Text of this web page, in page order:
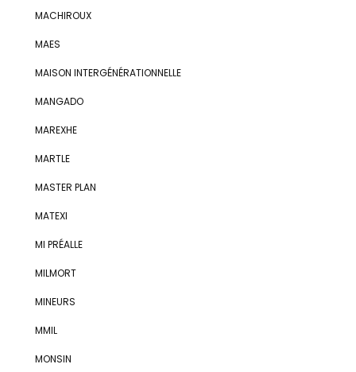
MACHIROUX
MAES
MAISON INTERGÉNÉRATIONNELLE
MANGADO
MAREXHE
MARTLE
MASTER PLAN
MATEXI
MI PRÉALLE
MILMORT
MINEURS
MMIL
MONSIN